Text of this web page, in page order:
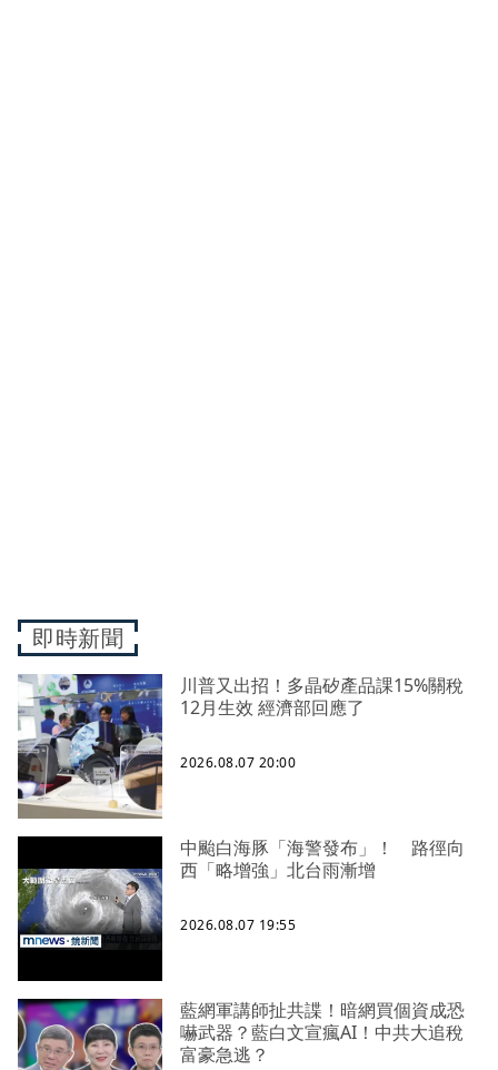
即時新聞
川普又出招！多晶矽產品課15%關稅
12月生效 經濟部回應了
2026.08.07 20:00
中颱白海豚「海警發布」！ 路徑向
西「略增強」北台雨漸增
2026.08.07 19:55
藍網軍講師扯共諜！暗網買個資成恐
嚇武器？藍白文宣瘋AI！中共大追稅
富豪急逃？